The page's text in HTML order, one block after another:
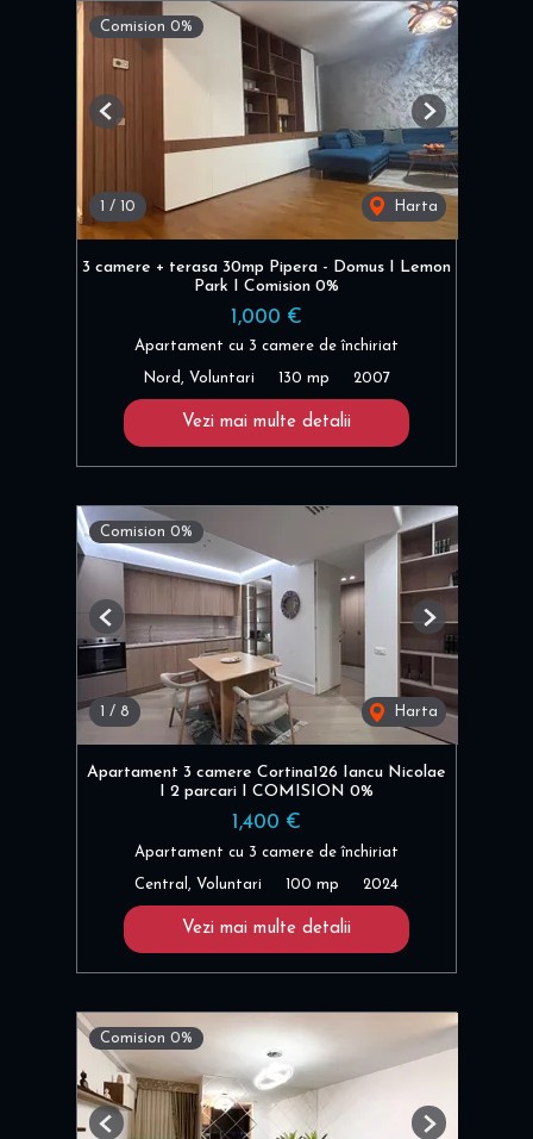
Comision 0%
1 / 10 Harta
Previous Next
3 camere + terasa 30mp Pipera - Domus I Lemon
Park I Comision 0%
1,000 €
Apartament cu 3 camere de închiriat
Nord, Voluntari 130 mp 2007
Vezi mai multe detalii
Comision 0%
/ 8 Harta
Previous Next
Apartament 3 camere Cortina126 Iancu Nicolae
I 2 parcari I COMISION 0%
1,400 €
Apartament cu 3 camere de închiriat
Central, Voluntari 100 mp 2024
Vezi mai multe detalii
Comision 0%
Previous Next